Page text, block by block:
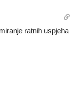
ratnih uspjeha